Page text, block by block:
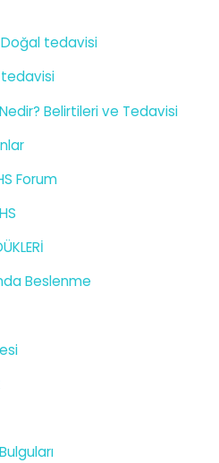
Doğal tedavisi
tedavisi
Belirtileri ve Tedavisi
Forum
Beslenme